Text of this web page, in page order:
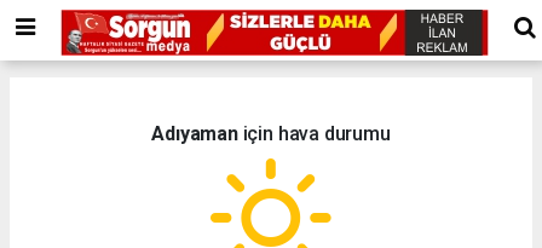
Adıyamaniçin hava durumu